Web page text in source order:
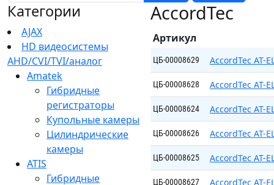
Категории
AJAX
HD видеосистемы
AHD/CVI/TVI/аналог
Amatek
Гибридные
регистраторы
Купольные камеры
Цилиндрические
камеры
ATIS
Гибридные
AccordTec
Артикул
ЦБ-00008629 AccordTec AT-
ЦБ-00008628 AccordTec AT-
ЦБ-00008624 AccordTec AT-
ЦБ-00008626 AccordTec AT-
ЦБ-00008625 AccordTec AT-
ЦБ-00008627 AccordTec AT-